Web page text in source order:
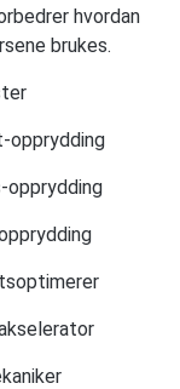
hvordan
brukes.
opprydding
opprydding